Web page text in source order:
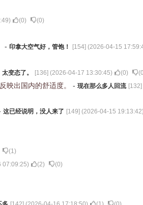
) (0) (0)
- 印拿大空气好，管饱！ [154] (2026-04-15
太变态了。 [136] (2026-04-17 13:30:45) (0) (0
映出国内的舒适度。 - 现在那么多人回流 [132
这已经说明，没人来了 [149] (2026-04-15 19:13:42)
(1)
07:09:25) (2) (0)